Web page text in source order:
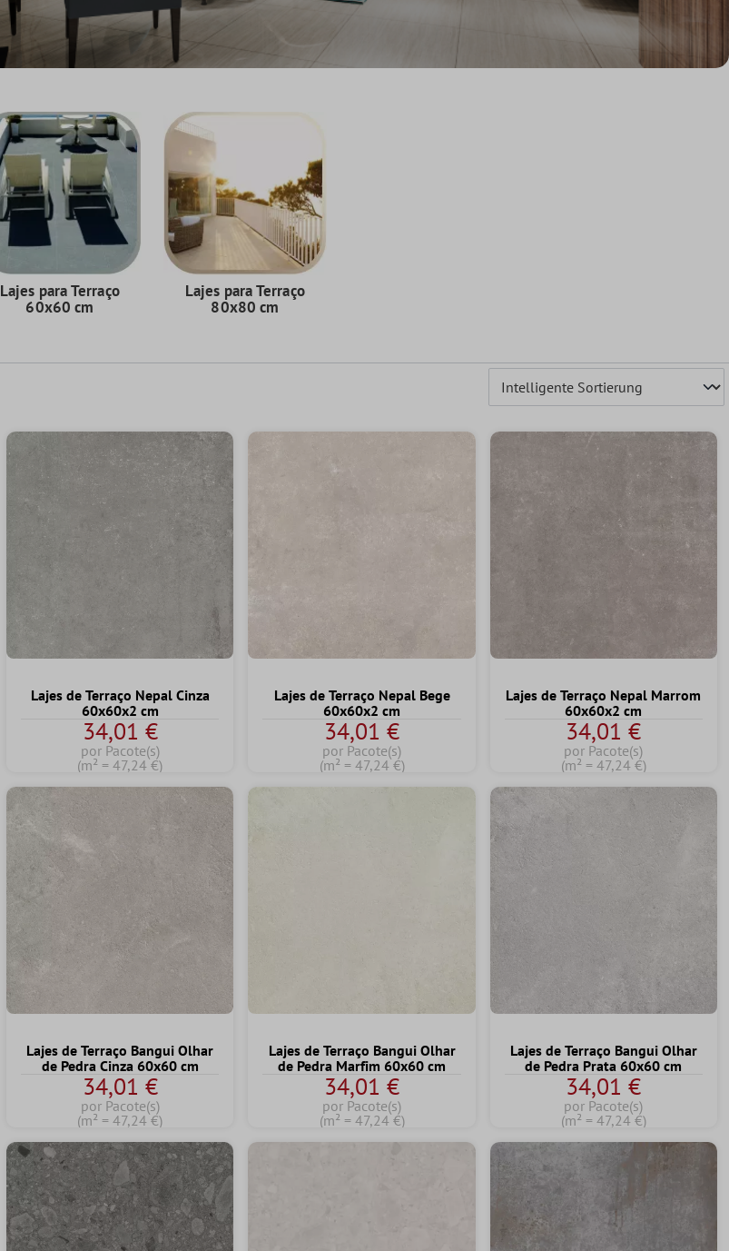
Lajes para Terraço
60x60 cm
Lajes para Terraço
80x80 cm
Lajes de Terraço Nepal Cinza
60x60x2 cm
34,01 €
por Pacote(s)
(m² = 47,24 €)
Lajes de Terraço Nepal Bege
60x60x2 cm
34,01 €
por Pacote(s)
(m² = 47,24 €)
Lajes de Terraço Nepal Marrom
60x60x2 cm
34,01 €
por Pacote(s)
(m² = 47,24 €)
Lajes de Terraço Bangui Olhar
de Pedra Cinza 60x60 cm
34,01 €
por Pacote(s)
(m² = 47,24 €)
Lajes de Terraço Bangui Olhar
de Pedra Marfim 60x60 cm
34,01 €
por Pacote(s)
(m² = 47,24 €)
Lajes de Terraço Bangui Olhar
de Pedra Prata 60x60 cm
34,01 €
por Pacote(s)
(m² = 47,24 €)